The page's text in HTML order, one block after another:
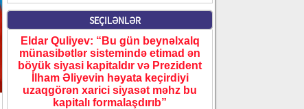
SEÇILƏNLƏR
Eldar Quliyev: “Bu gün beynəlxalq
münasibətlər sistemində etimad ən
böyük siyasi kapitaldır və Prezident
İlham Əliyevin həyata keçirdiyi
uzaqgörən xarici siyasət məhz bu
kapitalı formalaşdırıb”